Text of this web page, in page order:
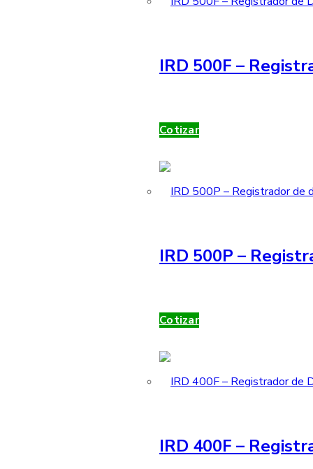
IRD 500F –
Cotizar
IRD 500P –
Cotizar
IRD 400F –